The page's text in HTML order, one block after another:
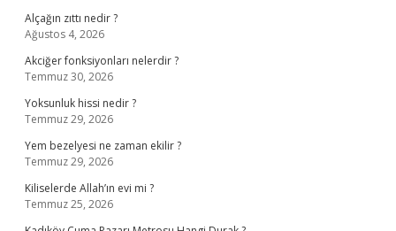
Alçağın zıttı nedir ?
Ağustos 4, 2026
Akciğer fonksiyonları nelerdir ?
Temmuz 30, 2026
Yoksunluk hissi nedir ?
Temmuz 29, 2026
Yem bezelyesi ne zaman ekilir ?
Temmuz 29, 2026
Kiliselerde Allah’ın evi mi ?
Temmuz 25, 2026